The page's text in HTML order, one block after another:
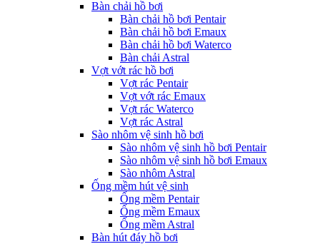
Bàn chải hồ bơi
Bàn chải hồ bơi Pentair
Bàn chải hồ bơi Emaux
Bàn chải hồ bơi Waterco
Bàn chải Astral
Vợt vớt rác hồ bơi
Vợt rác Pentair
Vợt vớt rác Emaux
Vợt rác Waterco
Vợt rác Astral
Sào nhôm vệ sinh hồ bơi
Sào nhôm vệ sinh hồ bơi Pentair
Sào nhôm vệ sinh hồ bơi Emaux
Sào nhôm Astral
Ống mềm hút vệ sinh
Ống mềm Pentair
Ống mềm Emaux
Ống mềm Astral
Bàn hút đáy hồ bơi